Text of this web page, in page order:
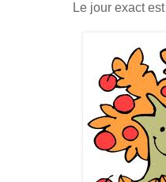
Le jour exact est